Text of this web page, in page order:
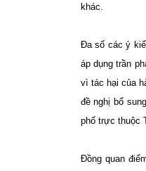
khác.
Đa số các ý
áp dụng trần
vì tác hại của
đề nghị bổ
phố trực thuộc
Đồng quan